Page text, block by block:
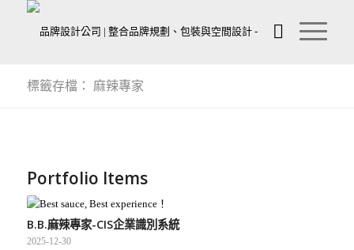
標籤存檔： 麻辣專家
Portfolio Items
B.B.麻辣專家-CIS企業識別系統
2025-12-30